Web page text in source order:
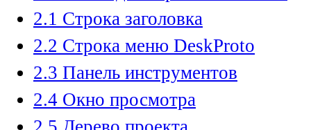
2.1 Строка заголовка
2.2 Строка меню DeskProto
2.3 Панель инструментов
2.4 Окно просмотра